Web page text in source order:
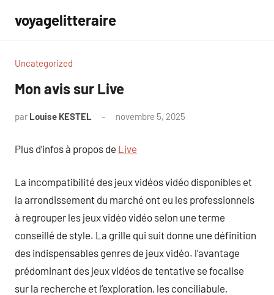
contenu
voyagelitteraire
Uncategorized
Mon avis sur Live
par Louise KESTEL novembre 5, 2025
Plus d’infos à propos de Live
La incompatibilité des jeux vidéos vidéo disponibles et
la arrondissement du marché ont eu les professionnels
à regrouper les jeux vidéo vidéo selon une terme
conseillé de style. La grille qui suit donne une définition
des indispensables genres de jeux vidéo. l’avantage
prédominant des jeux vidéos de tentative se focalise
sur la recherche et l’exploration, les conciliabule,